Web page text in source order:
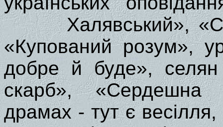
Халявський»,
«Купований розум»,
добре й буде»,
скарб», «Сердешна
драмах - тут є